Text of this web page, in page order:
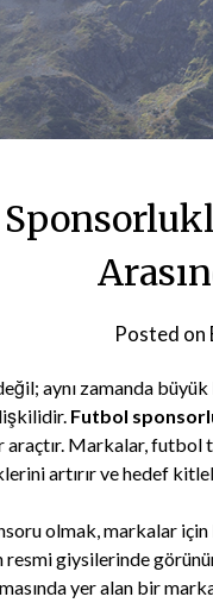
Posted on
aynı zamanda büyük
Futbol
Markalar, futbol
artırır ve hedef
olmak, markalar
resmi giysilerinde
yer alan bir